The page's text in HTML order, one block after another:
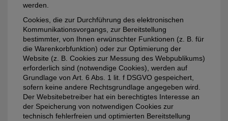
werden.
Cookies, die zur Durchführung des elektronischen
Kommunikationsvorgangs, zur Bereitstellung
bestimmter, von Ihnen erwünschter Funktionen (z. B. für
die Warenkorbfunktion) oder zur Optimierung der
Website (z. B. Cookies zur Messung des Webpublikums)
erforderlich sind (notwendige Cookies), werden auf
Grundlage von Art. 6 Abs. 1 lit. f DSGVO gespeichert,
sofern keine andere Rechtsgrundlage angegeben wird.
Der Websitebetreiber hat ein berechtigtes Interesse an
der Speicherung von notwendigen Cookies zur
technisch fehlerfreien und optimierten Bereitstellung